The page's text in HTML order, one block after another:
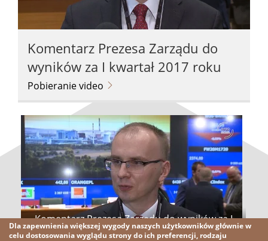
Komentarz Prezesa Zarządu do
wyników za I kwartał 2017 roku
Pobieranie video
Komentarz Prezesa Zarządu do wyników za I
kwartał 2017 roku
Dla zapewnienia większej wygody naszych użytkowników głównie w
celu dostosowania wyglądu strony do ich preferencji, rodzaju